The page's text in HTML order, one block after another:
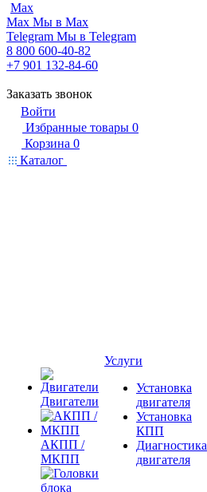
Max
Max Мы в Max
Telegram Мы в Telegram
8 800 600-40-82
+7 901 132-84-60
Заказать звонок
Войти
Избранные товары 0
Корзина 0
Каталог
Двигатели
АКПП /
МКПП
Услуги
Установка
двигателя
Установка
КПП
Диагностика
двигателя